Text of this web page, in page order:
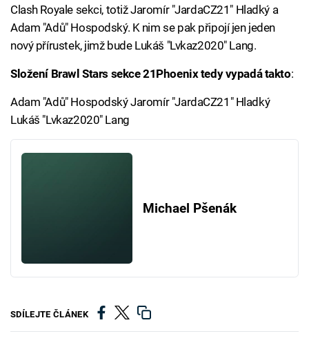
Clash Royale sekci, totiž Jaromír "JardaCZ21" Hladký a
Adam "Adů" Hospodský. K nim se pak připojí jen jeden
nový přírustek, jimž bude Lukáš "Lvkaz2020" Lang.
Složení Brawl Stars sekce 21Phoenix tedy vypadá takto:
Adam "Adů" Hospodský Jaromír "JardaCZ21" Hladký
Lukáš "Lvkaz2020" Lang
Michael Pšenák
SDÍLEJTE ČLÁNEK